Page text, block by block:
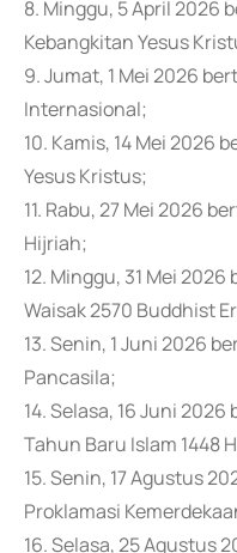
8. Minggu, 5 April 2026
Kebangkitan Yesus
9. Jumat, 1 Mei 2026
Internasional;
10. Kamis, 14 Mei 2026
Yesus Kristus;
11. Rabu, 27 Mei 2026
Hijriah;
12. Minggu, 31 Mei
Waisak 2570 Buddhist
13. Senin, 1 Juni 2026
Pancasila;
14. Selasa, 16 Juni
Tahun Baru Islam 1448
15. Senin, 17 Agustus
Proklamasi
16. Selasa, 25 Agustus